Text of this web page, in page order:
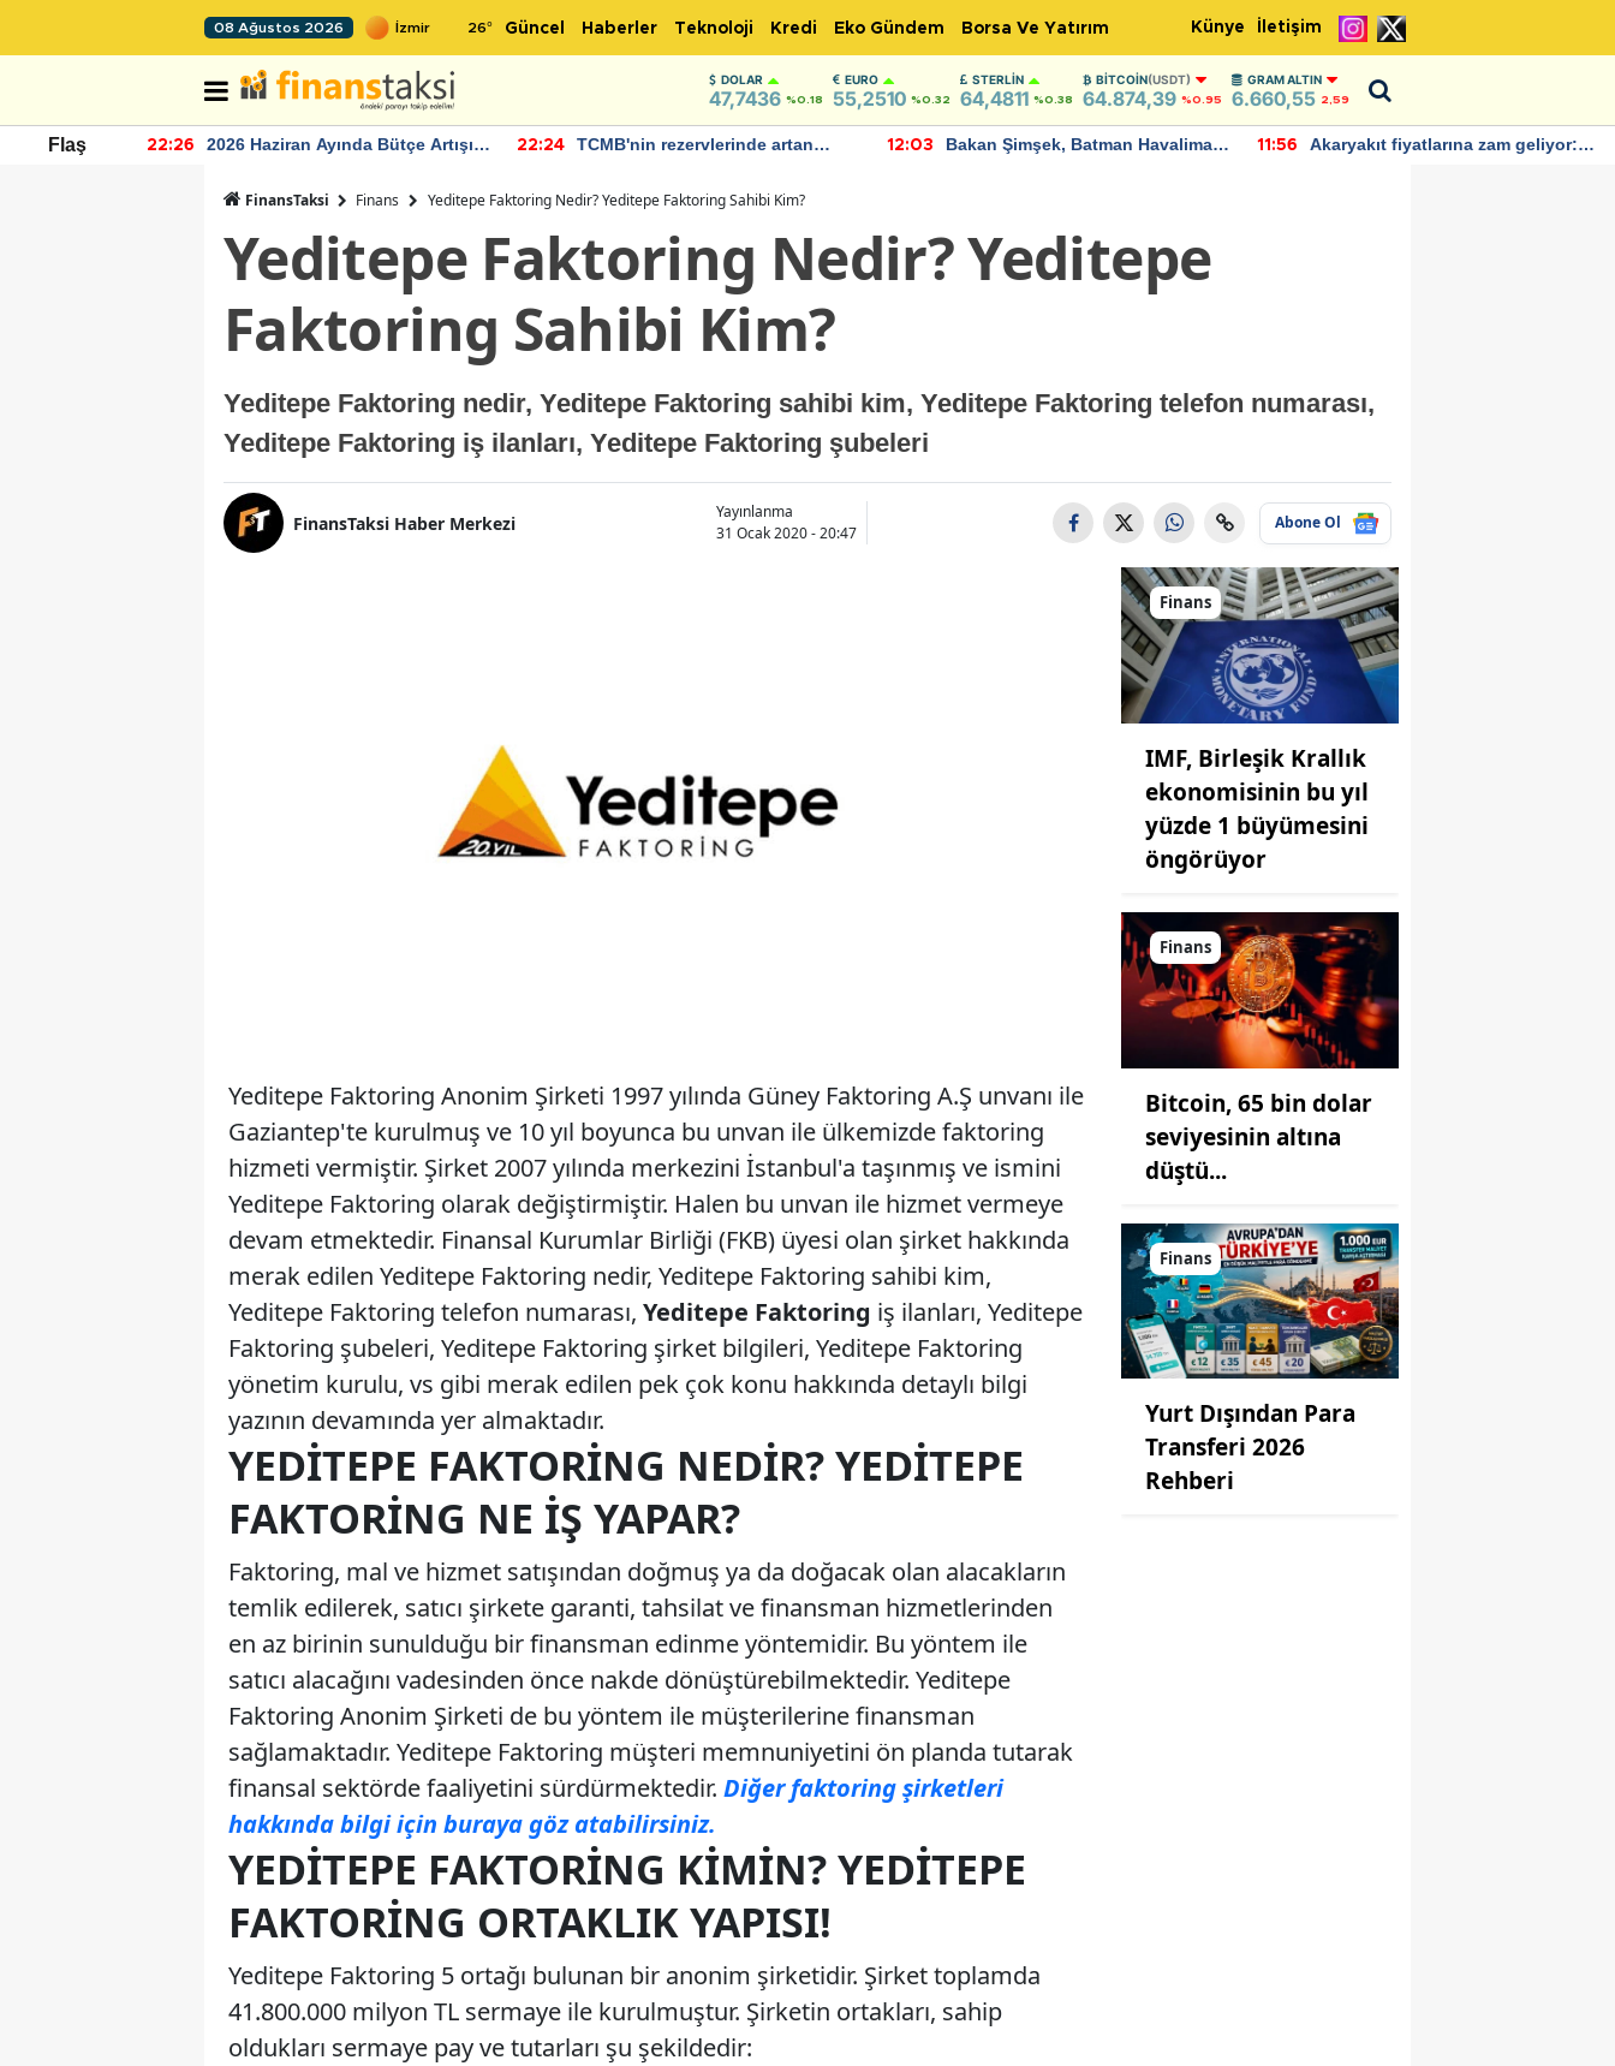
08 Ağustos 2026 26° Güncel Haberler Teknoloji Kredi Eko Gündem Borsa Ve Yatırım Künye İletişim
DOLAR
47,7436 %0.18
EURO
55,2510 %0.32
STERLIN
64,4811 %0.38
BITCOIN(USDT)
64.874,39 %0.95
GRAM ALTIN
6.660,55 2,59
Flaş 22:26
2026 Haziran Ayında Bütçe Artışı
22:24
TCMB'nin rezervlerinde artan
12:03
Bakan Şimşek, Batman Havalimanı
11:56
Akaryakıt fiyatlarına zam geliyor:
FinansTaksi Finans Yeditepe Faktoring Nedir? Yeditepe Faktoring Sahibi Kim?
Yeditepe Faktoring Nedir? Yeditepe
Faktoring Sahibi Kim?
Yeditepe Faktoring nedir, Yeditepe Faktoring sahibi kim, Yeditepe Faktoring telefon numarası,
Yeditepe Faktoring iş ilanları, Yeditepe Faktoring şubeleri
FinansTaksi Haber Merkezi
Yayınlanma
31 Ocak 2020 - 20:47
Abone Ol
Yeditepe Faktoring Anonim Şirketi 1997 yılında Güney Faktoring A.Ş unvanı ile
Gaziantep'te kurulmuş ve 10 yıl boyunca bu unvan ile ülkemizde faktoring
hizmeti vermiştir. Şirket 2007 yılında merkezini İstanbul'a taşınmış ve ismini
Yeditepe Faktoring olarak değiştirmiştir. Halen bu unvan ile hizmet vermeye
devam etmektedir. Finansal Kurumlar Birliği (FKB) üyesi olan şirket hakkında
merak edilen Yeditepe Faktoring nedir, Yeditepe Faktoring sahibi kim,
Yeditepe Faktoring telefon numarası, Yeditepe Faktoring iş ilanları, Yeditepe
Faktoring şubeleri, Yeditepe Faktoring şirket bilgileri, Yeditepe Faktoring
yönetim kurulu, vs gibi merak edilen pek çok konu hakkında detaylı bilgi
yazının devamında yer almaktadır.
YEDITEPE FAKTORING NEDIR? YEDITEPE
FAKTORING NE İŞ YAPAR?
Faktoring, mal ve hizmet satışından doğmuş ya da doğacak olan alacakların
temlik edilerek, satıcı şirkete garanti, tahsilat ve finansman hizmetlerinden
en az birinin sunulduğu bir finansman edinme yöntemidir. Bu yöntem ile
satıcı alacağını vadesinden önce nakde dönüştürebilmektedir. Yeditepe
Faktoring Anonim Şirketi de bu yöntem ile müşterilerine finansman
sağlamaktadır. Yeditepe Faktoring müşteri memnuniyetini ön planda tutarak
finansal sektörde faaliyetini sürdürmektedir. Diğer faktoring şirketleri
hakkında bilgi için buraya göz atabilirsiniz.
YEDITEPE FAKTORING KIMIN? YEDITEPE
FAKTORING ORTAKLIK YAPISI!
Yeditepe Faktoring 5 ortağı bulunan bir anonim şirketidir. Şirket toplamda
41.800.000 milyon TL sermaye ile kurulmuştur. Şirketin ortakları, sahip
oldukları sermaye pay ve tutarları şu şekildedir:
Finans
IMF, Birleşik Krallık
ekonomisinin bu yıl
yüzde 1 büyümesini
öngörüyor
Finans
Bitcoin, 65 bin dolar
seviyesinin altına
düştü...
Finans
Yurt Dışından Para
Transferi 2026
Rehberi